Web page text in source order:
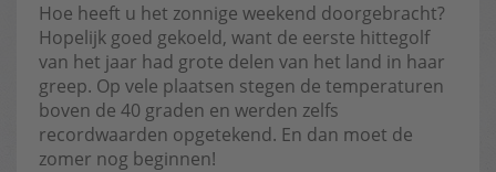
Hoe heeft u het zonnige weekend doorgebracht?
Hopelijk goed gekoeld, want de eerste hittegolf
van het jaar had grote delen van het land in haar
greep. Op vele plaatsen stegen de temperaturen
boven de 40 graden en werden zelfs
recordwaarden opgetekend. En dan moet de
zomer nog beginnen!